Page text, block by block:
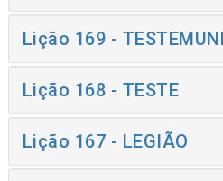
Lição 169 -
Lição 168 - TESTE
Lição 167 - LEGIÃO